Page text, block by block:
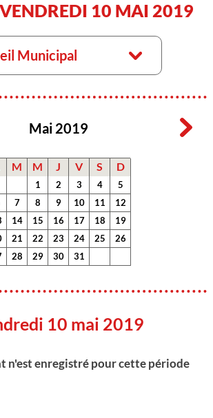
10 MAI 2019
Municipal
Mai 2019
M M J V S D
1 2 3 4
5
7 8 9 10 11
12
14 15 16 17 18
19
21 22 23 24 25
26
28 29 30 31
10 mai 2019
n'est enregistré pour cette période